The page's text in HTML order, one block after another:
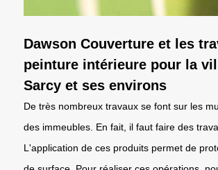
Dawson Couverture et les
peinture intérieure pour la
Sarcy et ses environs
De très nombreux travaux se font sur les
des immeubles. En fait, il faut faire des
L'application de ces produits permet de